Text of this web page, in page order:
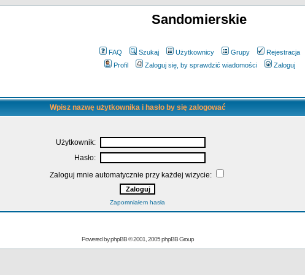
Sandomierskie
FAQ Szukaj Użytkownicy Grupy
Rejestracja
Profil
Zaloguj się, by sprawdzić wiadomości Zaloguj
Wpisz nazwę użytkownika i hasło by się zalogować
Użytkownik:
Hasło:
Zaloguj mnie automatycznie przy każdej wizycie:
Zapomniałem hasła
Powered byphpBB© 2001, 2005 phpBB Group